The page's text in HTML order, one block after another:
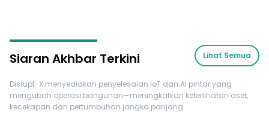
Siaran Akhbar Terkini Lihat Semua
Disrupt-X menyediakan penyelesaian IoT dan AI pintar yang
mengubah operasi bangunan—meningkatkan keterlihatan aset,
kecekapan dan pertumbuhan jangka panjang.